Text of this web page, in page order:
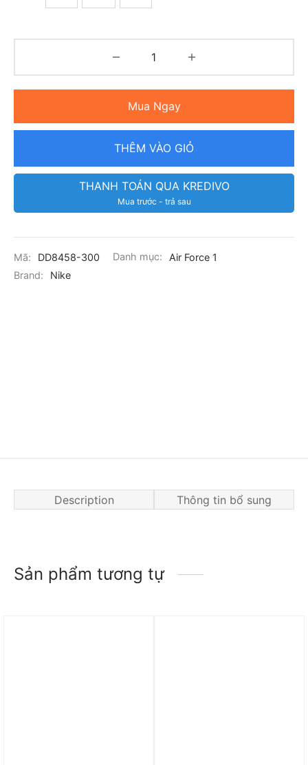
Mua Ngay
THÊM VÀO GIỎ
THANH TOÁN QUA KREDIVO
Mua trước - trả sau
Mã: DD8458-300 Danh mục:
Air Force 1
Brand:
Nike
Description Thông tin bổ sung
Sản phẩm tương tự